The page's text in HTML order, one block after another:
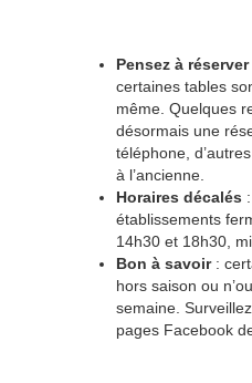
Pensez à réserver
certaines tables
même. Quelques
désormais une
téléphone,
à l’ancienne.
Horaires décalés
établissements
14h30 et 18h30,
Bon à savoir:
hors saison ou
semaine.
pages Facebook